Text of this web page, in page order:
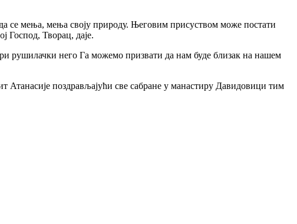
се мења, мења своју природу. Његовим присуством може постати
Господ, Творац, даје.
рушилачки него Га можемо призвати да нам буде близак на нашем
поздрављајући све сабране у манастиру Давидовици тим